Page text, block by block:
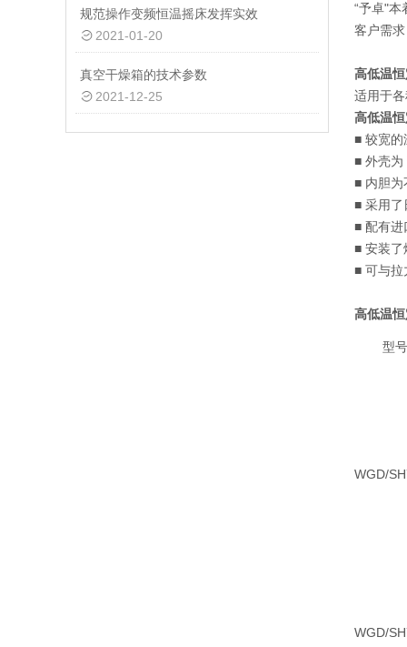
规范操作变频恒温摇床发挥实效
2021-01-20
真空干燥箱的技术参数
2021-12-25
“予卓"本
客户需求
高低温
适用于
高低温
■ 较宽的
■ 外壳为
■ 内胆为
■ 采用了
■ 配有进
■ 安装了
■ 可与拉
高低温
型号
WGD/
WGD/